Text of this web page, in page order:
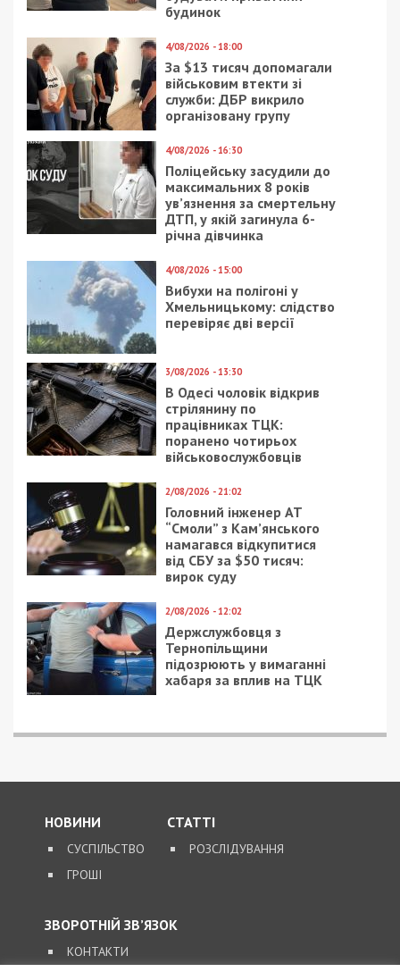
8/04/2019 - 14:53
Днепряне просят о
прямом маршруте с
Чаплей в центр города
15/04/2026 - 21:50
Ворог ввечері
атакував
безпілотниками
Дніпро: є руйнування
8/08/2026 - 13:00
Військовослужбовець і троє цивільних заробляли на
незаконному вивезенні бійців із військових частин
на Дніпропетровщині
ПОПУЛЯРНІ НОВИНИ
психлікарні за $6500